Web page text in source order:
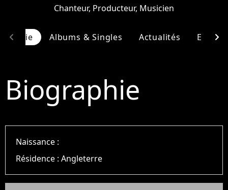
Chanteur, Producteur, Musicien
Albums & Singles Actualités
chevron_left chevron_right
Biographie
Naissance :
Résidence :Angleterre